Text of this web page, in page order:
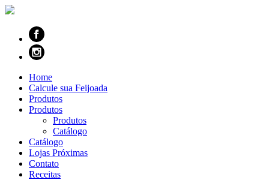
Home
Calcule sua Feijoada
Produtos
Produtos
Produtos
Catálogo
Catálogo
Lojas Próximas
Contato
Receitas